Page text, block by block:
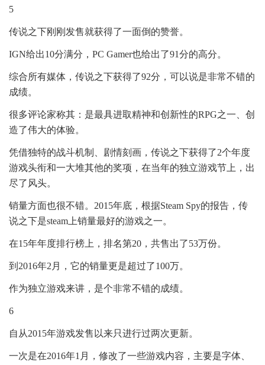
5
传说之下刚刚发售就获得了一面倒的赞誉。
IGN给出10分满分，PC Gamer也给出了91分的高分。
综合所有媒体，传说之下获得了92分，可以说是非常不错的
成绩。
很多评论家称其：是最具进取精神和创新性的RPG之一、创
造了伟大的体验。
凭借独特的战斗机制、剧情刻画，传说之下获得了2个年度
游戏头衔和一大堆其他的奖项，在当年的独立游戏节上，出
尽了风头。
销量方面也很不错。2015年底，根据Steam Spy的报告，传
说之下是steam上销量最好的游戏之一。
在15年年度排行榜上，排名第20，共售出了53万份。
到2016年2月，它的销量更是超过了100万。
作为独立游戏来讲，是个非常不错的成绩。
6
自从2015年游戏发售以来只进行过两次更新。
一次是在2016年1月，修改了一些游戏内容，主要是字体、